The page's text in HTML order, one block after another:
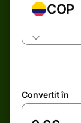
COP
Convertit în